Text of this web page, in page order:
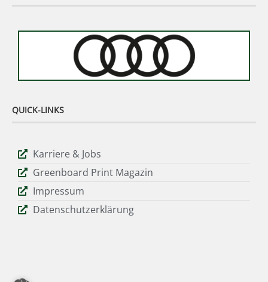
QUICK-LINKS
Karriere & Jobs
Greenboard Print Magazin
Impressum
Datenschutzerklärung